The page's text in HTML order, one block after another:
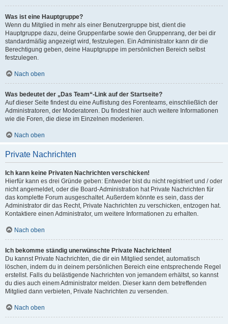
Was ist eine Hauptgruppe?
Wenn du Mitglied in mehr als einer Benutzergruppe bist, dient die
Hauptgruppe dazu, deine Gruppenfarbe sowie den Gruppenrang, der bei dir
standardmäßig angezeigt wird, festzulegen. Ein Administrator kann dir die
Berechtigung geben, deine Hauptgruppe im persönlichen Bereich selbst
festzulegen.
Nach oben
Was bedeutet der „Das Team“-Link auf der Startseite?
Auf dieser Seite findest du eine Auflistung des Forenteams, einschließlich der
Administratoren, der Moderatoren. Du findest hier auch weitere Informationen
wie die Foren, die diese im Einzelnen moderieren.
Nach oben
Private Nachrichten
Ich kann keine Privaten Nachrichten verschicken!
Hierfür kann es drei Gründe geben: Entweder bist du nicht registriert und / oder
nicht angemeldet, oder die Board-Administration hat Private Nachrichten für
das komplette Forum ausgeschaltet. Außerdem könnte es sein, dass der
Administrator dir das Recht, Private Nachrichten zu verschicken, entzogen hat.
Kontaktiere einen Administrator, um weitere Informationen zu erhalten.
Nach oben
Ich bekomme ständig unerwünschte Private Nachrichten!
Du kannst Private Nachrichten, die dir ein Mitglied sendet, automatisch
löschen, indem du in deinem persönlichen Bereich eine entsprechende Regel
erstellst. Falls du belästigende Nachrichten von jemandem erhältst, so kannst
du dies auch einem Administrator melden. Dieser kann dem betreffenden
Mitglied dann verbieten, Private Nachrichten zu versenden.
Nach oben